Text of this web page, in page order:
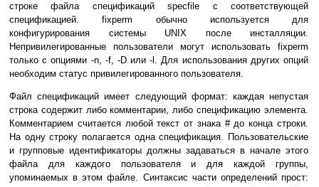
строке файла спецификаций specfile c соответствующей
спецификацией. fixperm обычно используется для
конфигурирования системы UNIX после инсталляции.
Непривилегированные пользователи могут использовать fixperm
только с опциями -n, -f, -D или -l. Для использования других опций
необходим статус привилегированного пользователя.
Файл спецификаций имеет следующий формат: каждая непустая
строка содержит либо комментарии, либо спецификацию элемента.
Комментарием считается любой текст от знака # до конца строки.
На одну строку полагается одна спецификация. Пользовательские
и групповые идентификаторы должны задаваться в начале этого
файла для каждого пользователя и для каждой группы,
упоминаемых в этом файле. Синтаксис части определений прост: